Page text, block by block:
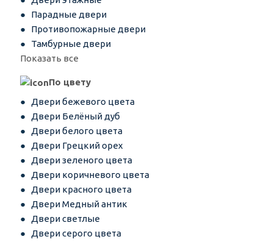
Парадные двери
Противопожарные двери
Тамбурные двери
Показать все
По цвету
Двери бежевого цвета
Двери Белёный дуб
Двери белого цвета
Двери Грецкий орех
Двери зеленого цвета
Двери коричневого цвета
Двери красного цвета
Двери Медный антик
Двери светлые
Двери серого цвета